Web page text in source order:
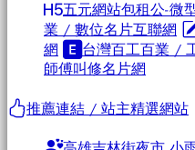
五元網站包租公-微
業 / 數位名片互聯網
網
台灣百工百業 /
師傅叫修名片網
推薦連結 / 站主精選網站